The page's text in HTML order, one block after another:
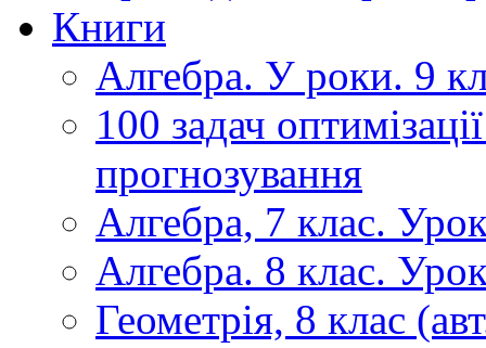
Книги
Алгебра. У роки. 9
100 задач
прогнозування
Алгебра, 7 клас.
Алгебра. 8 клас.
Геометрія, 8 клас